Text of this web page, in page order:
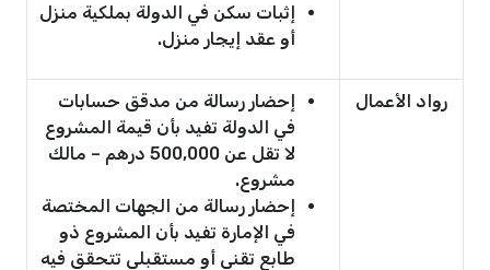
إثبات سكن في الدولة بملكية منزل
أو عقد إيجار منزل.
رواد الأعمال
إحضار رسالة من مدقق حسابات
في الدولة تفيد بأن قيمة المشروع
لا تقل عن 500,000 درهم – مالك
مشروع.
إحضار رسالة من الجهات المختصة
في الإمارة تفيد بأن المشروع ذو
طابع تقني أو مستقبلي تتحقق فيه